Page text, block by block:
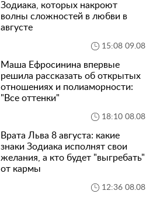
Зодиака, которых накроют
волны сложностей в любви в
августе
15:08 09.08
Маша Ефросинина впервые
решила рассказать об открытых
отношениях и полиаморности:
"Все оттенки"
18:10 08.08
Врата Льва 8 августа: какие
знаки Зодиака исполнят свои
желания, а кто будет "выгребать"
от кармы
12:36 08.08